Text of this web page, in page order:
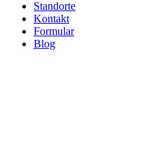
Standorte
Kontakt
Formular
Blog